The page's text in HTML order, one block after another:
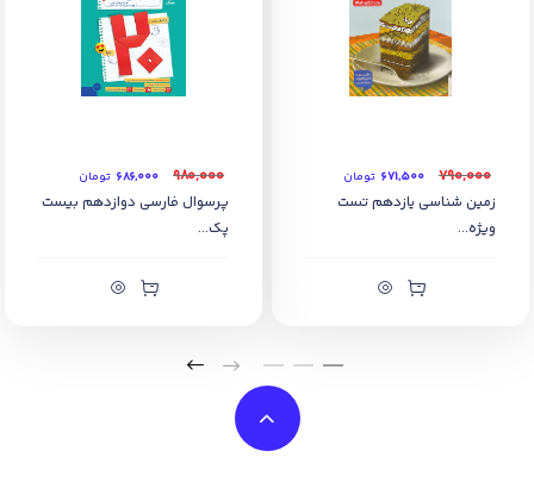
۷۹۰,۰۰۰ ۶۷۱,۵۰۰ تومان
زمین شناسی یازدهم تست
ویژه...
۹۸۰,۰۰۰ ۶۸۶,۰۰۰ تومان
پرسوال فارسی دوازدهم بیست
پک...